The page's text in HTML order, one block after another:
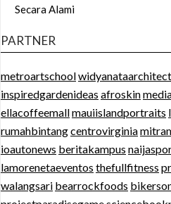
Secara Alami
PARTNER
metroartschoolwidyanataarchitect
inspiredgardenideas afroskin
ellacoffeemallmauiislandportraits
rumahbintangcentrovirginia
ioautonews beritakampus
lamorenetaeventos thefullfitness
walangsari bearrockfoods